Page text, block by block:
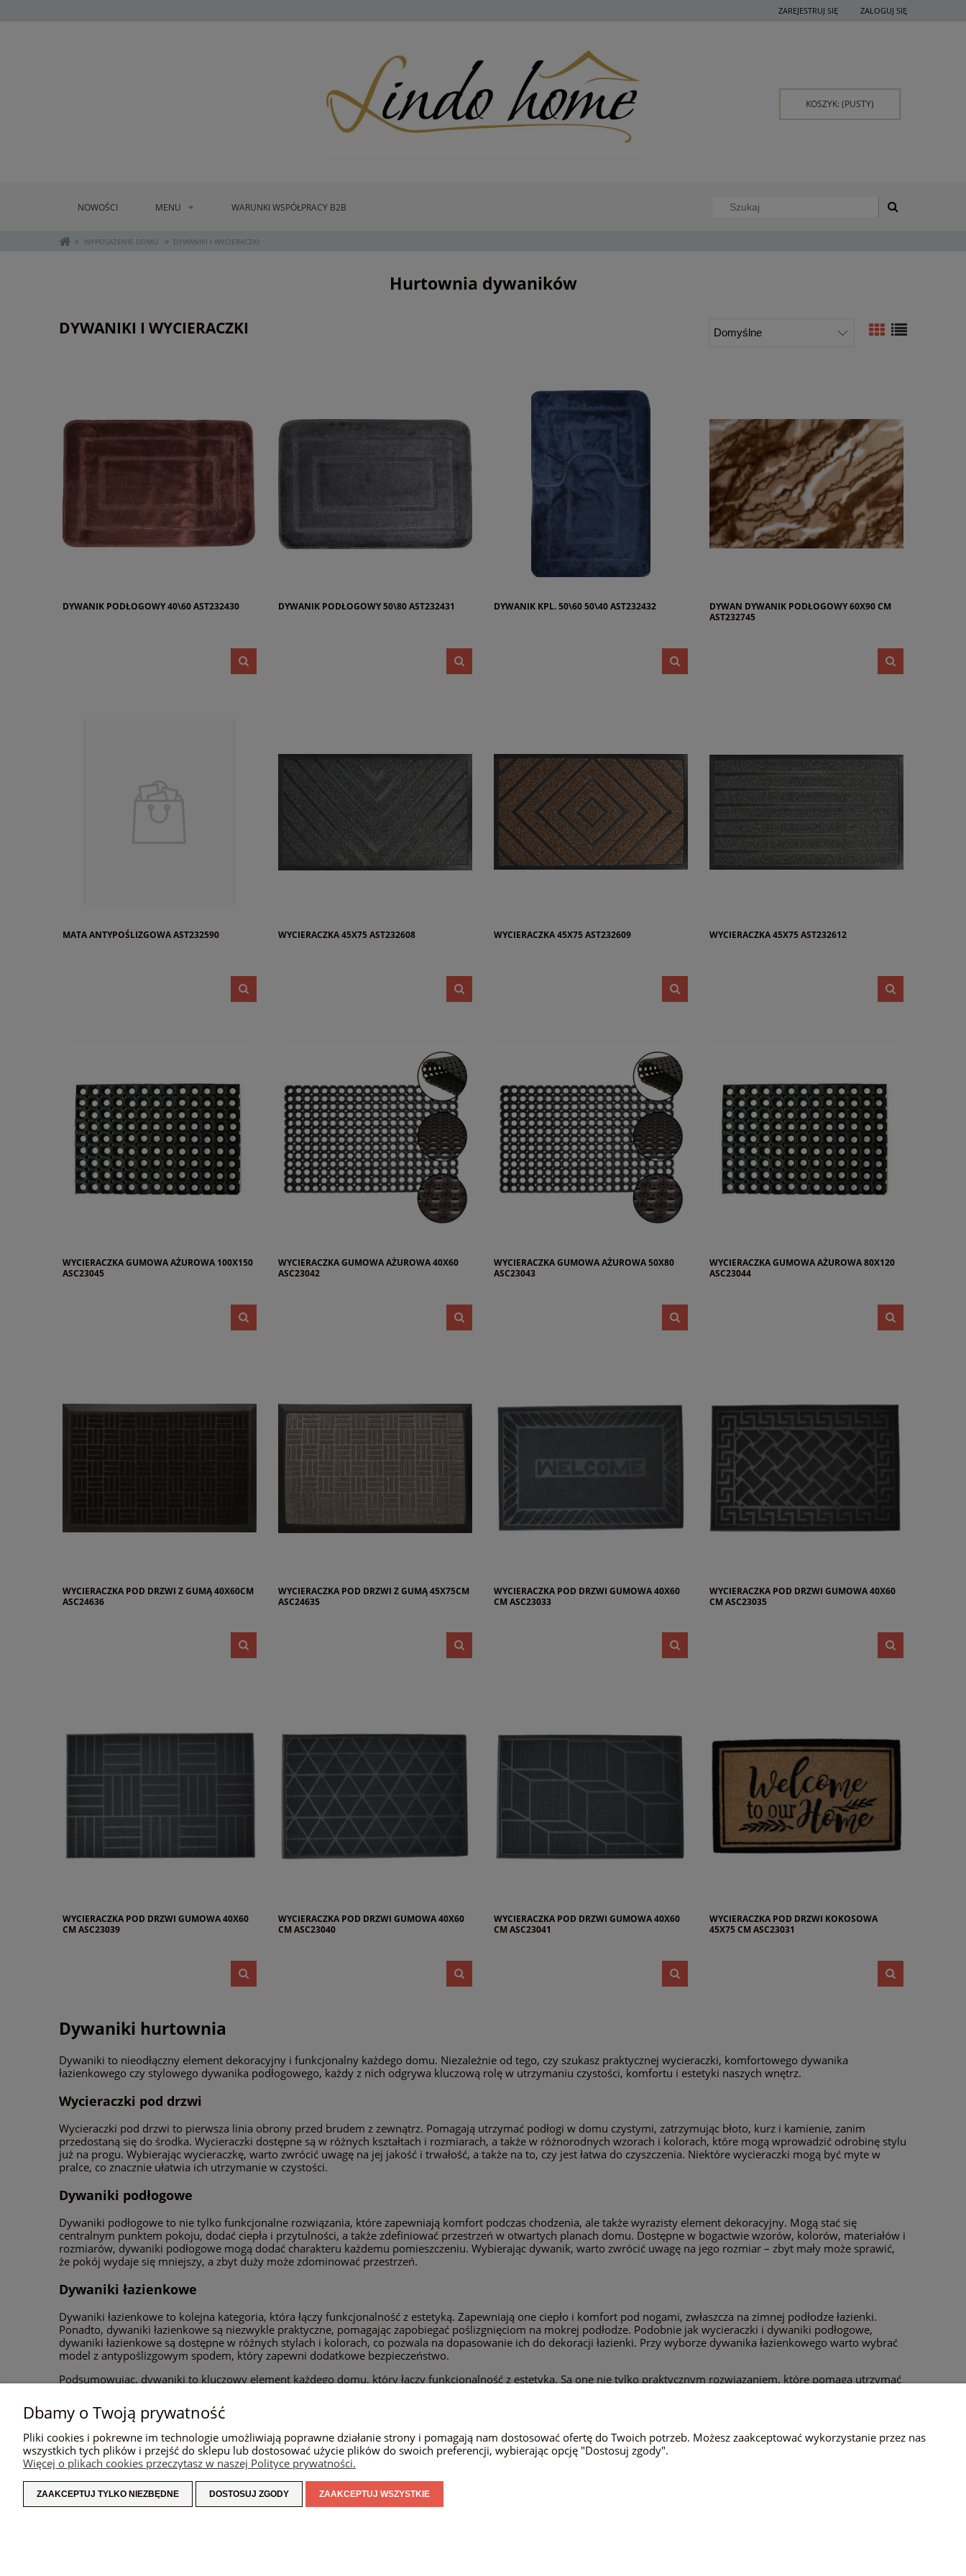
ZAREJESTRUJ SIĘ ZALOGUJ SIĘ
KOSZYK: (PUSTY)
NOWOŚCI MENU WARUNKI WSPÓŁPRACY B2B
» WYPOSAŻENIE DOMU » DYWANIKI I WYCIERACZKI
Hurtownia dywaników
DYWANIKI I WYCIERACZKI
DYWANIK PODŁOGOWY 40\60 AST232430 DYWANIK PODŁOGOWY 50\80 AST232431 DYWANIK KPL. 50\60 50\40 AST232432
DYWAN DYWANIK PODŁOGOWY 60X90 CM
AST232745
MATA ANTYPOŚLIZGOWA AST232590 WYCIERACZKA 45X75 AST232608 WYCIERACZKA 45X75 AST232609 WYCIERACZKA 45X75 AST232612
WYCIERACZKA GUMOWA AŻUROWA 100X150
ASC23045
WYCIERACZKA GUMOWA AŻUROWA 40X60
ASC23042
WYCIERACZKA GUMOWA AŻUROWA 50X80
ASC23043
WYCIERACZKA GUMOWA AŻUROWA 80X120
ASC23044
WYCIERACZKA POD DRZWI Z GUMĄ 40X60CM
ASC24636
WYCIERACZKA POD DRZWI Z GUMĄ 45X75CM
ASC24635
WYCIERACZKA POD DRZWI GUMOWA 40X60
CM ASC23033
WYCIERACZKA POD DRZWI GUMOWA 40X60
CM ASC23035
WYCIERACZKA POD DRZWI GUMOWA 40X60
CM ASC23039
WYCIERACZKA POD DRZWI GUMOWA 40X60
CM ASC23040
WYCIERACZKA POD DRZWI GUMOWA 40X60
CM ASC23041
WYCIERACZKA POD DRZWI KOKOSOWA
45X75 CM ASC23031
Dywaniki hurtownia
Dywaniki to nieodłączny element dekoracyjny i funkcjonalny każdego domu. Niezależnie od tego, czy szukasz praktycznej wycieraczki, komfortowego dywanika
łazienkowego czy stylowego dywanika podłogowego, każdy z nich odgrywa kluczową rolę w utrzymaniu czystości, komfortu i estetyki naszych wnętrz.
Wycieraczki pod drzwi
Wycieraczki pod drzwi to pierwsza linia obrony przed brudem z zewnątrz. Pomagają utrzymać podłogi w domu czystymi, zatrzymując błoto, kurz i kamienie, zanim
przedostaną się do środka. Wycieraczki dostępne są w różnych kształtach i rozmiarach, a także w różnorodnych wzorach i kolorach, które mogą wprowadzić odrobinę stylu
już na progu. Wybierając wycieraczkę, warto zwrócić uwagę na jej jakość i trwałość, a także na to, czy jest łatwa do czyszczenia. Niektóre wycieraczki mogą być myte w
pralce, co znacznie ułatwia ich utrzymanie w czystości.
Dywaniki podłogowe
Dywaniki podłogowe to nie tylko funkcjonalne rozwiązania, które zapewniają komfort podczas chodzenia, ale także wyrazisty element dekoracyjny. Mogą stać się
centralnym punktem pokoju, dodać ciepła i przytulności, a także zdefiniować przestrzeń w otwartych planach domu. Dostępne w bogactwie wzorów, kolorów, materiałów i
rozmiarów, dywaniki podłogowe mogą dodać charakteru każdemu pomieszczeniu. Wybierając dywanik, warto zwrócić uwagę na jego rozmiar – zbyt mały może sprawić,
że pokój wydaje się mniejszy, a zbyt duży może zdominować przestrzeń.
Dywaniki łazienkowe
Dywaniki łazienkowe to kolejna kategoria, która łączy funkcjonalność z estetyką. Zapewniają one ciepło i komfort pod nogami, zwłaszcza na zimnej podłodze łazienki.
Ponadto, dywaniki łazienkowe są niezwykle praktyczne, pomagając zapobiegać poślizgnięciom na mokrej podłodze. Podobnie jak wycieraczki i dywaniki podłogowe,
dywaniki łazienkowe są dostępne w różnych stylach i kolorach, co pozwala na dopasowanie ich do dekoracji łazienki. Przy wyborze dywanika łazienkowego warto wybrać
model z antypoślizgowym spodem, który zapewni dodatkowe bezpieczeństwo.
Podsumowując, dywaniki to kluczowy element każdego domu, który łączy funkcjonalność z estetyką. Są one nie tylko praktycznym rozwiązaniem, które pomaga utrzymać
zapewnić, że będzie pasować do naszych potrzeb i dekoracji wnętrza.
POMOC
REGULAMINY
MOJE KONTO
USTAWIENIA KONTA
PŁATNOŚCI I DOSTAWA
FORMA PŁATNOŚCI
INFORMACJE
Dbamy o Twoją prywatność
Pliki cookies i pokrewne im technologie umożliwiają poprawne działanie strony i pomagają nam dostosować ofertę do Twoich potrzeb. Możesz zaakceptować wykorzystanie przez nas
wszystkich tych plików i przejść do sklepu lub dostosować użycie plików do swoich preferencji, wybierając opcję "Dostosuj zgody".
Więcej o plikach cookies przeczytasz w naszej Polityce prywatności.
ZAAKCEPTUJ TYLKO NIEZBĘDNE DOSTOSUJ ZGODY ZAAKCEPTUJ WSZYSTKIE